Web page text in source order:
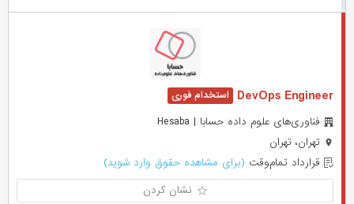
DevOps Engineer
فناوری‌های علوم داده حسابا | Hesaba
تهران، تهران
قرارداد تمام‌وقت (برای مشاهده حقوق وارد شوید)
نشان کردن